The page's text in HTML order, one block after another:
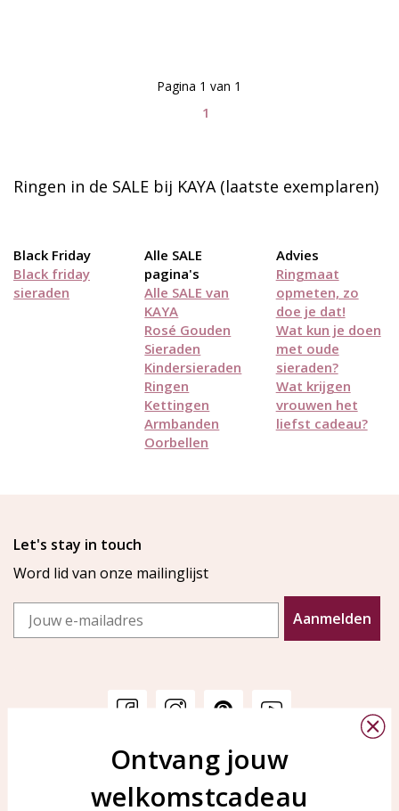
1
Pagina 1 van 1
Ringen in de SALE bij KAYA (laatste exemplaren)
Black Friday
Black friday
sieraden
Alle SALE
pagina's
Alle SALE van
KAYA
Rosé Gouden
Sieraden
Kindersieraden
Ringen
Kettingen
Armbanden
Oorbellen
Advies
Ringmaat
opmeten, zo
doe je dat!
Wat kun je doen
met oude
sieraden?
Wat krijgen
vrouwen het
liefst cadeau?
Let's stay in touch
Word lid van onze mailinglijst
Email
Aanmelden
Veelgestelde vragen
KAYA Sieraden
Bellen of WhatsApp Ma-Vr
Ontvang jouw
welkomstcadeau